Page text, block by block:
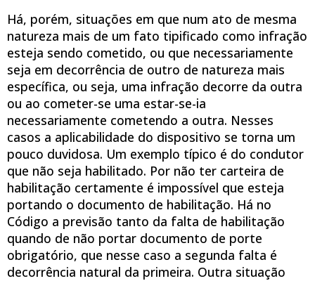
Há, porém, situações em que num ato de mesma
natureza mais de um fato tipificado como infração
esteja sendo cometido, ou que necessariamente
seja em decorrência de outro de natureza mais
específica, ou seja, uma infração decorre da outra
ou ao cometer-se uma estar-se-ia
necessariamente cometendo a outra. Nesses
casos a aplicabilidade do dispositivo se torna um
pouco duvidosa. Um exemplo típico é do condutor
que não seja habilitado. Por não ter carteira de
habilitação certamente é impossível que esteja
portando o documento de habilitação. Há no
Código a previsão tanto da falta de habilitação
quando de não portar documento de porte
obrigatório, que nesse caso a segunda falta é
decorrência natural da primeira. Outra situação